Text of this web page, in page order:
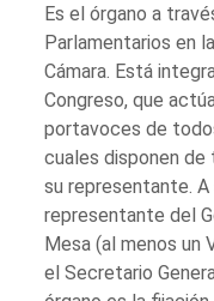
Es el órgano a
Parlamentarios en
Cámara. Está
Congreso, que
portavoces de
cuales disponen de
su representante.
representante del
Mesa (al menos un
el Secretario